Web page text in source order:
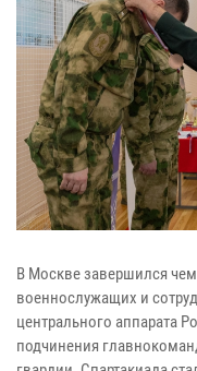
В Москве завершился
военнослужащих и
центрального аппарата
подчинения